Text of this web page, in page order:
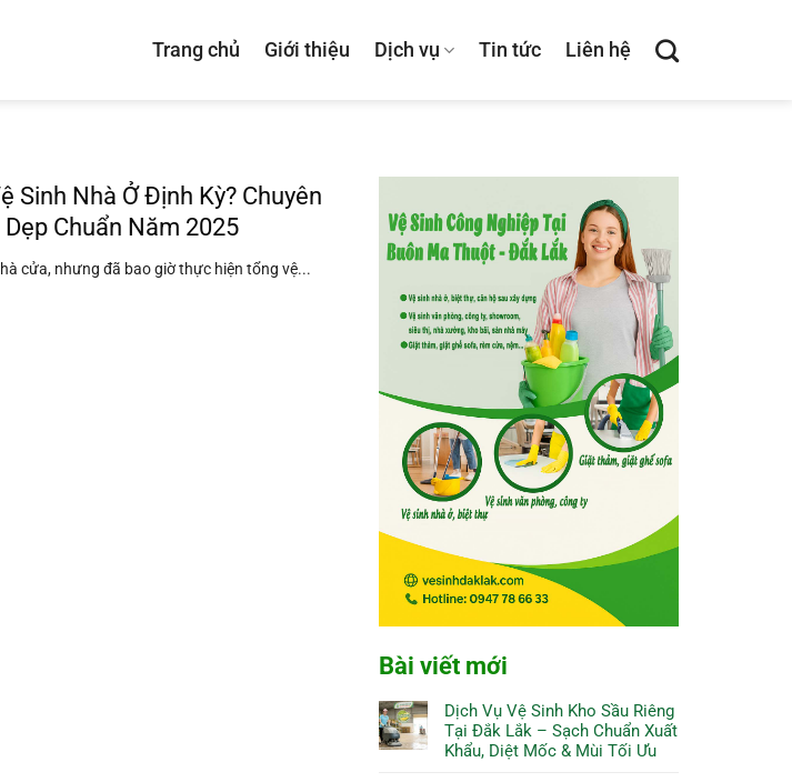
Trang chủ Giới thiệu Dịch vụ Tin tức Liên hệ
Sinh Nhà Ở Định Kỳ? Chuyên
Chuẩn Năm 2025
cửa, nhưng đã bao giờ thực hiện tổng vệ...
Bài viết mới
Dịch Vụ Vệ Sinh Kho Sầu Riêng
Tại Đắk Lắk – Sạch Chuẩn Xuất
Khẩu, Diệt Mốc & Mùi Tối Ưu